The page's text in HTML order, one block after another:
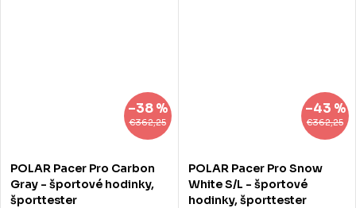
€362,25
–38 %
POLAR Pacer Pro Carbon
Gray - športové hodinky,
športtester
€362,25
–43 %
POLAR Pacer Pro Snow
White S/L - športové
hodinky, športtester